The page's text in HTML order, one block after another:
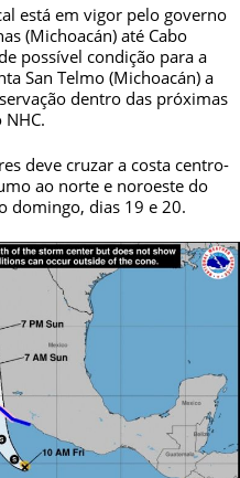
está em vigor pelo governo
(Michoacán) até Cabo
possível condição para a
San Telmo (Michoacán) a
dentro das próximas
deve cruzar a costa centro-
ao norte e noroeste do
domingo, dias 19 e 20.